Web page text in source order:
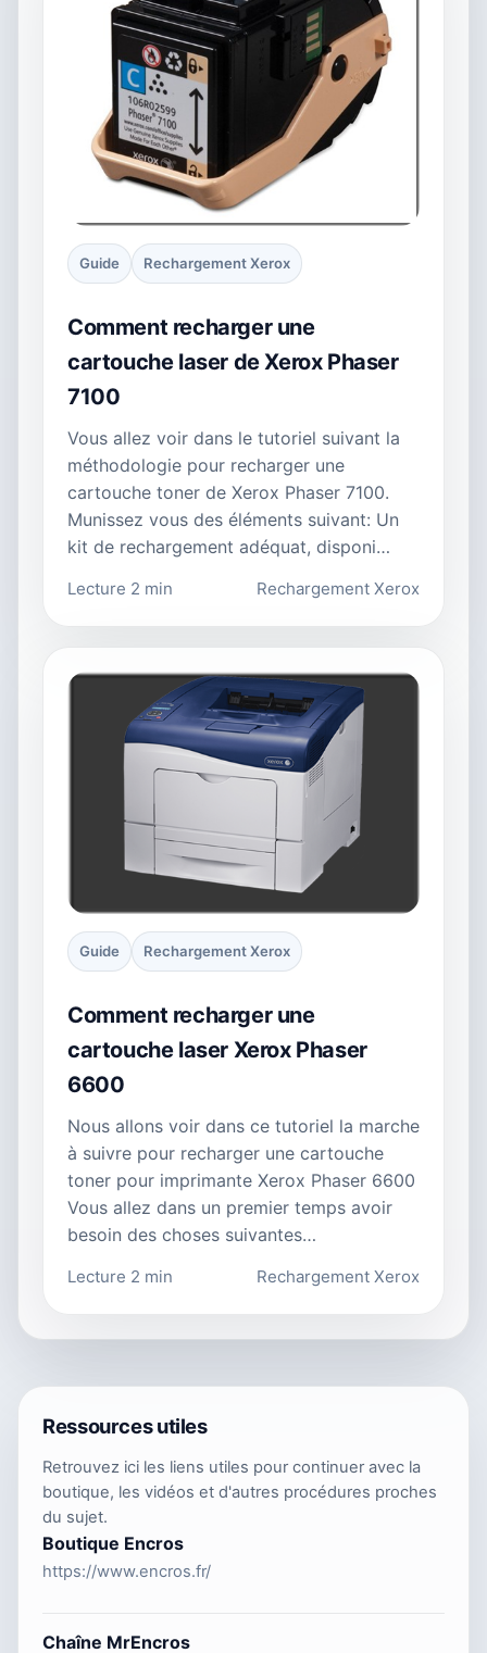
Guide Rechargement Xerox
Comment recharger une
cartouche laser de Xerox Phaser
7100
Vous allez voir dans le tutoriel suivant la
méthodologie pour recharger une
cartouche toner de Xerox Phaser 7100.
Munissez vous des éléments suivant: Un
kit de rechargement adéquat, disponi…
Lecture 2 min Rechargement Xerox
Guide Rechargement Xerox
Comment recharger une
cartouche laser Xerox Phaser
6600
Nous allons voir dans ce tutoriel la marche
à suivre pour recharger une cartouche
toner pour imprimante Xerox Phaser 6600
Vous allez dans un premier temps avoir
besoin des choses suivantes…
Lecture 2 min Rechargement Xerox
Ressources utiles
Retrouvez ici les liens utiles pour continuer avec la
boutique, les vidéos et d'autres procédures proches
du sujet.
Boutique Encros
https://www.encros.fr/
Chaîne MrEncros